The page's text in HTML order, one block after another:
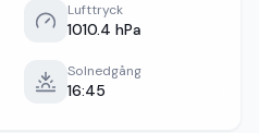
Lufttryck
1010.4 hPa
Solnedgång
16:45